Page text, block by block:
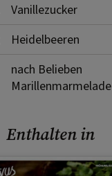
Vanillezucker
Heidelbeeren
nach Belieben
Marillenmarmelade
Enthalten in